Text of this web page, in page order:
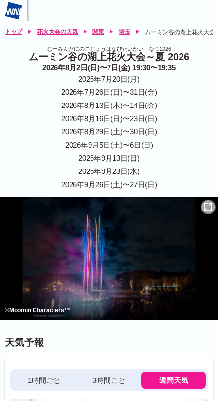
トップ 花火大会の天気 関東 埼玉 ムーミン谷の湖上花火大会
むーみんだにのこじょうはなびたいかい なつ2026
ムーミン谷の湖上花火大会～夏 2026
2026年8月2日(日)〜7日(金) 19:30〜19:35
2026年7月20日(月)
2026年7月26日(日)〜31日(金)
2026年8月13日(木)〜14日(金)
2026年8月16日(日)〜23日(日)
2026年8月29日(土)〜30日(日)
2026年9月5日(土)〜6日(日)
2026年9月13日(日)
2026年9月23日(水)
2026年9月26日(土)〜27日(日)
©Moomin Characters™
天気予報
1時間ごと 3時間ごと 週間天気